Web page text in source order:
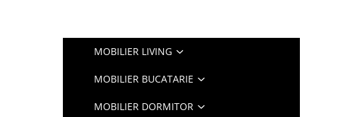
MOBILIER LIVING
MOBILIER BUCATARIE
MOBILIER DORMITOR